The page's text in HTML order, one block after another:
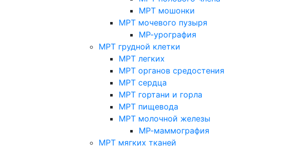
МРТ мошонки
МРТ мочевого пузыря
МР-урография
МРТ грудной клетки
МРТ легких
МРТ органов средостения
МРТ сердца
МРТ гортани и горла
МРТ пищевода
МРТ молочной железы
МР-маммография
МРТ мягких тканей